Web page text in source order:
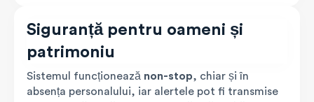
Siguranță pentru oameni și
patrimoniu
Sistemul funcționează non-stop, chiar și în
absența personalului, iar alertele pot fi transmise